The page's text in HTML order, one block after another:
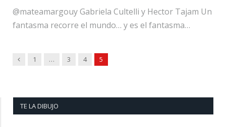
@mateamargouy Gabriela Cultelli y Hector Tajam Un
fantasma recorre el mundo… y es el fantasma…
Previous
1 … 3 4 5
TE LA DIBUJO